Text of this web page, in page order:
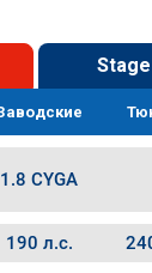
1.8 CYGA
190 л.с.